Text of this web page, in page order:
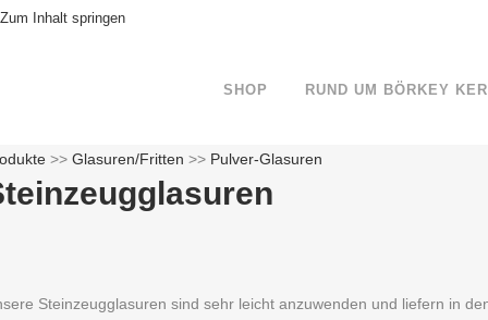
Zum Inhalt springen
SHOP RUND UM BÖRKEY
>> Glasuren/Fritten >> Pulver-Glasuren
Steinzeugglasuren sind sehr leicht anzuwenden und liefern in